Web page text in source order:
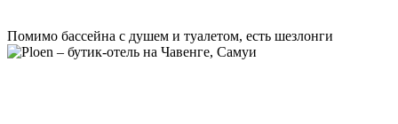
Помимо бассейна с душем и туалетом, есть шезлонги